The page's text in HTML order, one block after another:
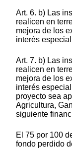
Art. 6. b) Las
realicen en
mejora de los
interés
Art. 7. b) Las
realicen en
mejora de los
interés
proyecto sea
Agricultura,
siguiente
El 75 por 100
fondo perdido